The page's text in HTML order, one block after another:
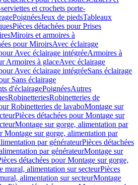
et crochets porte-
PoignéesJeux de piedsTableaux
Pièces détachées pour Prises
Miroirs et armoires à
pour MiroirsAvec éclairage
Avec éclairage intégréeArmoires à
Armoires à glaceAvec éclairage
Avec éclairage intégréeSans éclairage
Sans éclairage
d'éclairagePoignéesAutres
RobinetteriesRobinetteries de
Robinetteries de lavaboMontage sur
Pièces détachées pour Montage sur
Montage sur gorge, alimentation par
Montage sur gorge, alimentation par
par générateurPièces détachées
par générateurMontage sur
détachées pour Montage sur gorge,
mural, alimentation sur secteurPièces
alimentation sur secteurMontage